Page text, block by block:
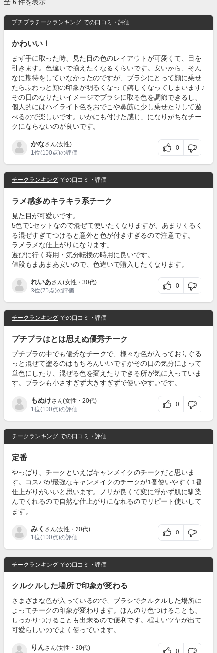
全 6 件を表示
プチプラチークランキング での口コミ・評価
かわいい！
まず手に取った時、見た目の色のレイアウトが可愛くて、目を
引きます。色違いで揃えたくなるくらいです。安いから、そん
なに期待をしていなかったのですが、ブラシにとって顔に乗せ
たらふわっと顔の印象が明るくなって嬉しくなってしまいます♪
その日のなりたいイメージでブラシに取る色を調節できるし、
個人的にはハイライト色をおでこや鼻筋に少し乗せたりして遊
べるので楽しいです。いかにも付けた感じ」になりがちなチー
クにならないのが良いです。
かなさん(女性)
1位(100点)の評価
0
チークランキング での口コミ・評価
ラメ感多めキラキラ系チーク
見た目が可愛いです。
5色で1セットなので混ぜて使いたくなりますが、あまりくるく
る混ぜすぎてつけると意外と色が付きすぎるので注意です。
ラメラメな仕上がりになります。
遊びに行く時用・気分転換の時用に良いです。
値段もまあまあ安いので、色違いで購入したくなります。
れいあさん(女性・30代)
3位(70点)の評価
0
チークランキング での口コミ・評価
プチプラはとは思えぬ優秀チーク
プチプラの中でも優秀なチークで、様々な色が入っておりぐる
っと混ぜて塗るのはもちろんいいですがその日の気分によって
単色にしたり、混ぜる色を変えたりできる所が気に入っていま
す。ブラシも小さすぎず大きすぎずで使いやすいです。
もぬけさん(女性・20代)
1位(100点)の評価
0
チークランキング での口コミ・評価
定番
やっぱり、チークといえばキャンメイクのチークだと思いま
す。コスパが最強なキャンメイクのチークが1番使いやすく1番
仕上がりがいいと思います。ノリが良くて変に浮かず肌に馴染
んでくれるので自然な仕上がりになれるのでリピート使いして
ます。
みく さん(女性・20代)
1位(100点)の評価
0
チークランキング での口コミ・評価
クルクルした場所で印象が変わる
さまざまな色が入っているので、ブラシでクルクルした場所に
よってチークの印象が変わります。ほんのり色つけることも、
しっかりつけることも出来るので便利です。程よいツヤが出て
可愛らしいのでよく使っています。
りんさん(女性・20代)
0